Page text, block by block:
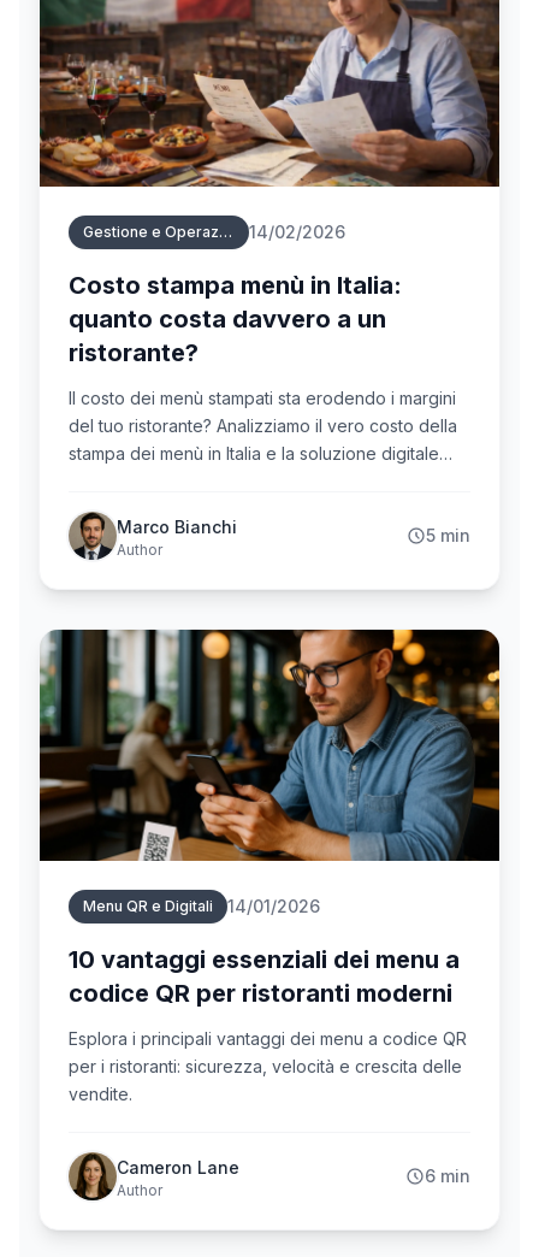
Gestione e Operazioni Menu 14/02/2026
Costo stampa menù in Italia:
quanto costa davvero a un
ristorante?
Il costo dei menù stampati sta erodendo i margini
del tuo ristorante? Analizziamo il vero costo della
stampa dei menù in Italia e la soluzione digitale
Marco Bianchi
Author
5 min
Menu QR e Digitali 14/01/2026
10 vantaggi essenziali dei menu a
codice QR per ristoranti moderni
Esplora i principali vantaggi dei menu a codice QR
per i ristoranti: sicurezza, velocità e crescita delle
vendite.
Cameron Lane
Author
6 min